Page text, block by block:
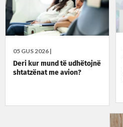
05 GUS 2026 |
Deri kur mund të udhëtojnë
shtatzënat me avion?